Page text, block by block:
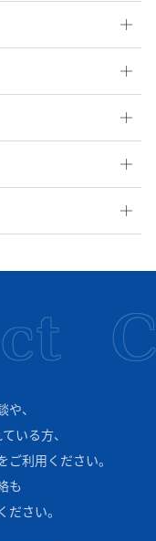
、
いる方、
利用ください。
も
さい。